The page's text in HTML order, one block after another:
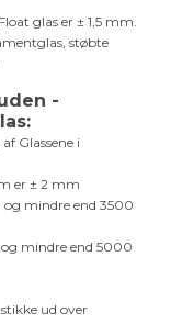
glas er ± 1,5 mm.
støbte
-
Glassene i
er ± 2 mm
og mindre end 3500
og mindre end 5000
ud over